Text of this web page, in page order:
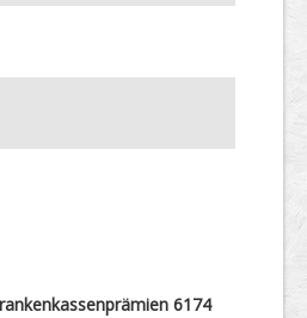
6174